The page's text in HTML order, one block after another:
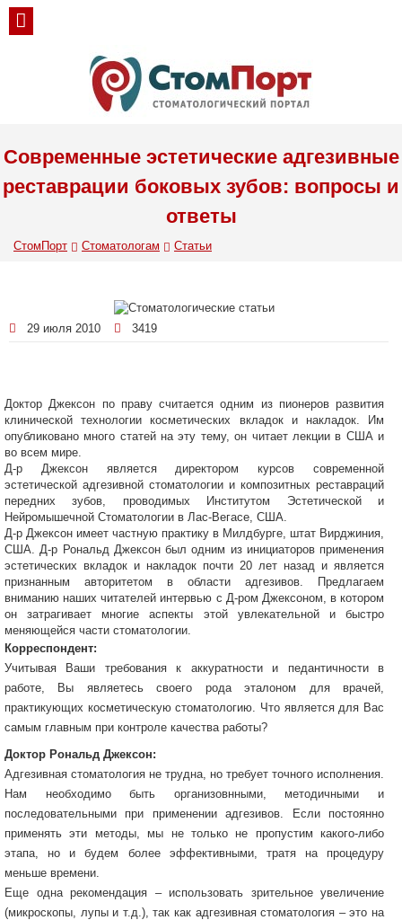
Современные эстетические адгезивные
реставрации боковых зубов: вопросы и
ответы
СтомПорт Стоматологам Статьи
29 июля 2010 3419
Доктор Джексон по праву считается одним из пионеров развития
клинической технологии косметических вкладок и накладок. Им
опубликовано много статей на эту тему, он читает лекции в США и
во всем мире.
Д-р Джексон является директором курсов современной
эстетической адгезивной стоматологии и композитных реставраций
передних зубов, проводимых Институтом Эстетической и
Нейромышечной Стоматологии в Лас-Вегасе, США.
Д-р Джексон имеет частную практику в Милдбурге, штат Вирджиния,
США. Д-р Рональд Джексон был одним из инициаторов применения
эстетических вкладок и накладок почти 20 лет назад и является
признанным авторитетом в области адгезивов. Предлагаем
вниманию наших читателей интервью с Д-ром Джексоном, в котором
он затрагивает многие аспекты этой увлекательной и быстро
меняющейся части стоматологии.
Корреспондент:
Учитывая Ваши требования к аккуратности и педантичности в
работе, Вы являетесь своего рода эталоном для врачей,
практикующих косметическую стоматологию. Что является для Вас
самым главным при контроле качества работы?
Доктор Рональд Джексон:
Адгезивная стоматология не трудна, но требует точного исполнения.
Нам необходимо быть организовнными, методичными и
последовательными при применении адгезивов. Если постоянно
применять эти методы, мы не только не пропустим какого-либо
этапа, но и будем более эффективными, тратя на процедуру
меньше времени.
Еще одна рекомендация – использовать зрительное увеличение
(микроскопы, лупы и т.д.), так как адгезивная стоматология – это на